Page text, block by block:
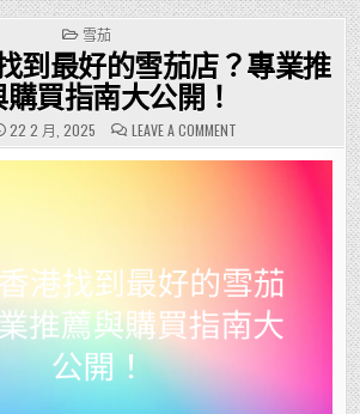
POSTED
IN
雪茄
到最好的雪茄店？專業推
買指南大公開！
22 2 月, 2025 LEAVE A COMMENT
如
何
的
雪
茄
店？
專
業